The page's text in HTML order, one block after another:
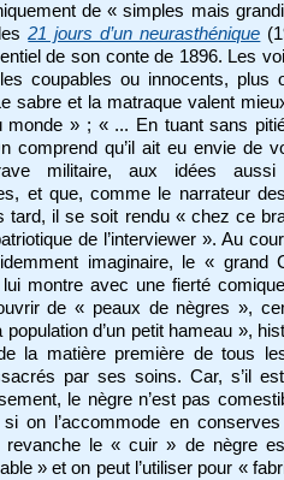
de « simples mais
21 jours d’un neurasthénique
de son conte de 1896. Les
coupables ou innocents, plus
sabre et la matraque valent
monde » ; « ... En tuant sans
comprend qu’il ait eu envie de
militaire, aux idées aussi
et que, comme le narrateur
tard, il se soit rendu « chez ce
de l’interviewer ». Au
imaginaire, le « grand
montre avec une fierté
de « peaux de nègres »,
population d’un petit hameau »,
la matière première de tous
par ses soins. Car, s’il
le nègre n’est pas
on l’accommode en
revanche le « cuir » de nègre
» et on peut l’utiliser pour «